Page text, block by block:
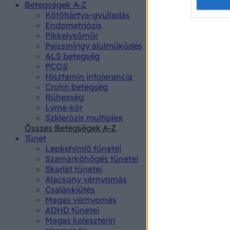
Betegségek A-Z
Kötőhártya-gyulladás
Endometriózis
Pikkelysömör
Pajzsmirigy alulműködés
ALS betegség
PCOS
Hisztamin intolerancia
Crohn betegség
Rühesség
Lyme-kór
Szklerózis multiplex
Összes Betegségek A-Z
Tünet
Lepkehimlő tünetei
Szamárköhögés tünetei
Skarlát tünetei
Alacsony vérnyomás
Csalánkiütés
Magas vérnyomás
ADHD tünetei
Magas koleszterin